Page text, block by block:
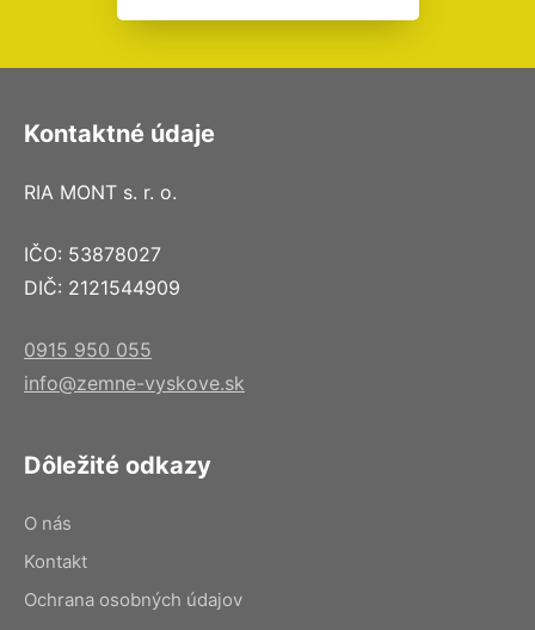
Kontaktné údaje
RIA MONT s. r. o.
IČO: 53878027
DIČ: 2121544909
0915 950 055
info@zemne-vyskove.sk
Dôležité odkazy
O nás
Kontakt
Ochrana osobných údajov